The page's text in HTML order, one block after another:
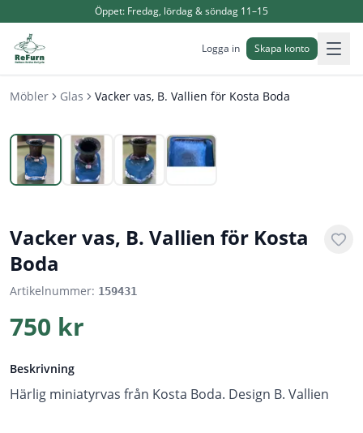
Öppet: Fredag, lördag & söndag 11–15
Logga in Skapa konto
Möbler Glas Vacker vas, B. Vallien för Kosta Boda
Vacker vas, B. Vallien för Kosta
Boda
Artikelnummer: 159431
750 kr
Beskrivning
Härlig miniatyrvas från Kosta Boda. Design B. Vallien